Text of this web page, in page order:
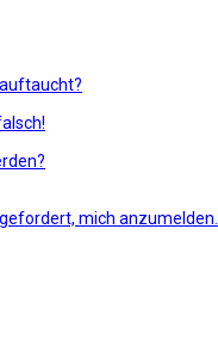
mich anzumelden.